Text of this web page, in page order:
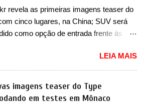
um espaço para a placa novo abaixo
e uma nova entrada de ar inferio...
com um motor híbrido plug-in
a nova minivan vai colocar a marca
concorrer com uma série de outras
ainda continua bastante vivo (e
várias opções). Em termos de design, a
destaca por trazer uma dianteira com
retangulares e inclinados. Os faróis
revela as primeiras imagens teaser do
cinco lugares, na China; SUV será
como opção de entrada frente às
de uma configuração mais
para os interessados no 9X, na
O SUV topo de linha da marca poderá
vendido com uma opção de cinco
LEIA MAIS
imagens teaser do Type
em testes em Mônaco